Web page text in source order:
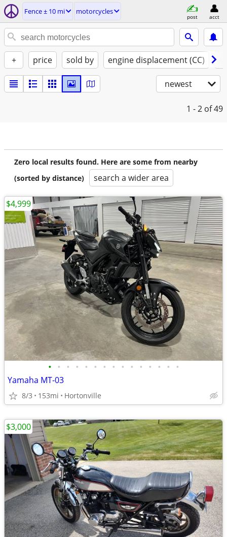
Fence ± 10 mi motorcycles
post acct
+ price sold by engine displacement (CC)
newest
1 - 2 of 49
Zero local results found. Here are some from nearby
(sorted by distance)
search a wider area
• • • • • • • • • • • • • • •
Yamaha MT-03
8/3 153mi Hortonville
$4,999
$3,000